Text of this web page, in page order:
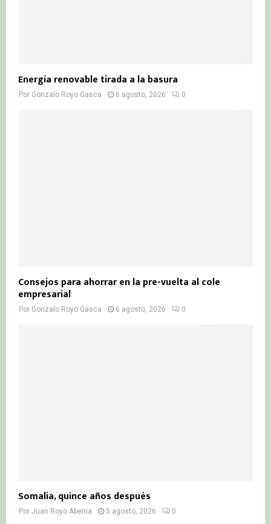
Energía renovable tirada a la basura
Por Gonzalo Royo Gasca 6 agosto, 2026 0
Consejos para ahorrar en la pre-vuelta al cole
empresarial
Por Gonzalo Royo Gasca 6 agosto, 2026 0
Somalia, quince años después
Por Juan Royo Abenia 5 agosto, 2026 0